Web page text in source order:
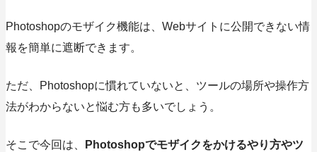
Photoshopのモザイク機能は、 Webサイトに公開できない情
報を簡単に遮断できます。
ただ、Photoshopに慣れていないと、ツールの場所や操作方
法がわからないと悩む方も多いでしょう。
そこで今回は、
Photoshopでモザイクをかけるやり方やツ